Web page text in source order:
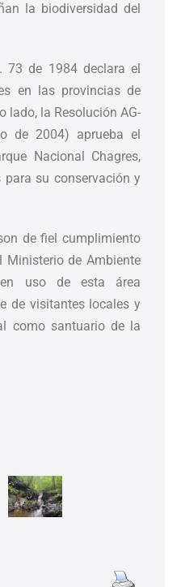
la biodiversidad del
73 de 1984 declara el
en las provincias de
lado, la Resolución AG-
de 2004) aprueba el
Nacional Chagres,
para su conservación y
de fiel cumplimiento
Ministerio de Ambiente
uso de esta área
de visitantes locales y
como santuario de la